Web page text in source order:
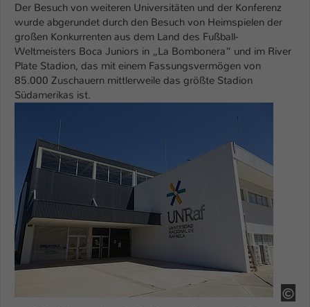
Der Besuch von weiteren Universitäten und der Konferenz
wurde abgerundet durch den Besuch von Heimspielen der
großen Konkurrenten aus dem Land des Fußball-
Weltmeisters Boca Juniors in „La Bombonera“ und im River
Plate Stadion, das mit einem Fassungsvermögen von
85.000 Zuschauern mittlerweile das größte Stadion
Südamerikas ist.
Laufzeit 1 Tag
Zweck
Dieser Cookie teilt der Webseite mit, ob
ein Besucher im Typo3-Backend
angemeldet ist und Rechte besitzt diese
zu verwalten.